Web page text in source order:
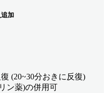
加
(20~30分おきに反復)
ン薬)の併用可